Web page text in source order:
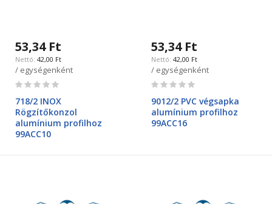
53,34 Ft
42,00 Ft
/ egységenként
Rating:
718/2 INOX
Rögzítőkonzol
alumínium profilhoz
99ACC10
53,34 Ft
42,00 Ft
/ egységenként
Rating:
9012/2 PVC végsapka
alumínium profilhoz
99ACC16